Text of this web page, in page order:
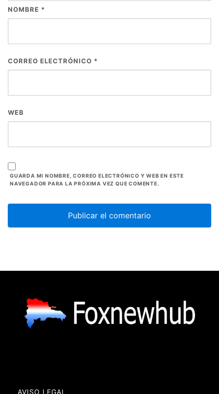
NOMBRE *
CORREO ELECTRÓNICO *
WEB
GUARDA MI NOMBRE, CORREO ELECTRÓNICO Y WEB EN ESTE
NAVEGADOR PARA LA PRÓXIMA VEZ QUE COMENTE.
AVISO LEGAL